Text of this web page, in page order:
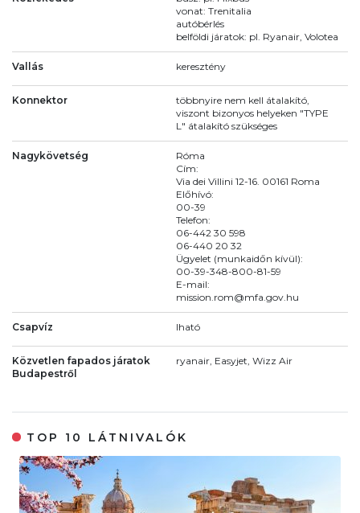
vonat: Trenitalia
autóbérlés
belföldi járatok: pl. Ryanair, Volotea
Vallás keresztény
Konnektor
többnyire nem kell átalakító,
viszont bizonyos helyeken "TYPE
L" átalakító szükséges
Nagykövetség
Róma
Cím:
Via dei Villini 12-16. 00161 Roma
Előhívó:
00-39
Telefon:
06-442 30 598
06-440 20 32
Ügyelet (munkaidőn kívül):
00-39-348-800-81-59
E-mail:
mission.rom@mfa.gov.hu
Csapvíz Iható
Közvetlen fapados járatok
Budapestről
ryanair, Easyjet, Wizz Air
TOP 10 LÁTNIVALÓK